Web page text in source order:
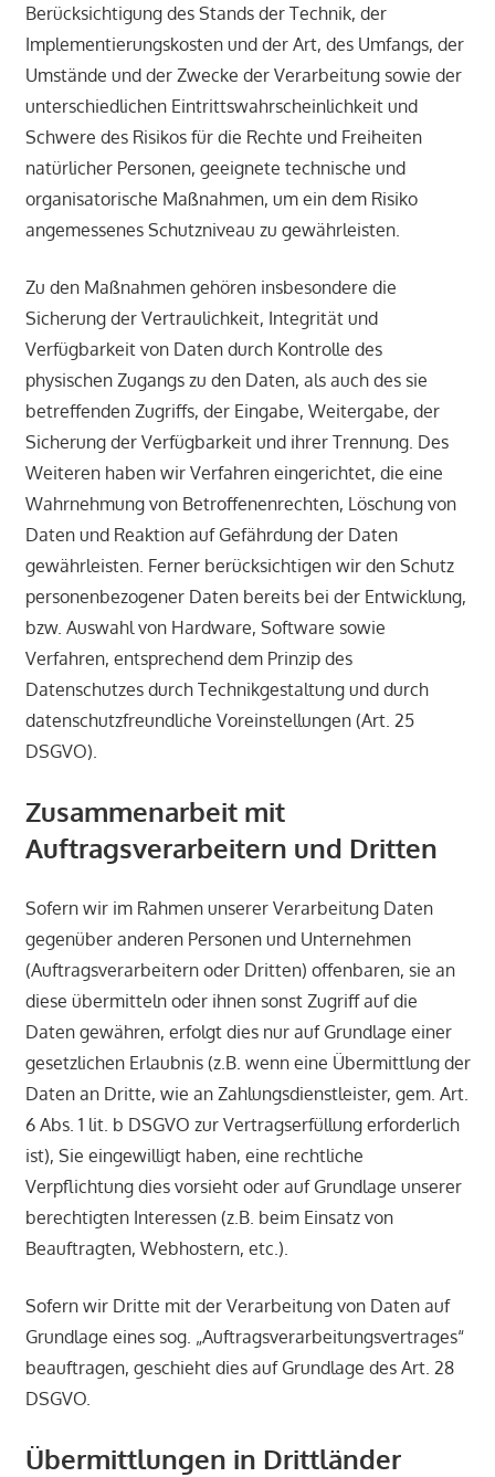
Berücksichtigung des Stands der Technik, der
Implementierungskosten und der Art, des Umfangs, der
Umstände und der Zwecke der Verarbeitung sowie der
unterschiedlichen Eintrittswahrscheinlichkeit und
Schwere des Risikos für die Rechte und Freiheiten
natürlicher Personen, geeignete technische und
organisatorische Maßnahmen, um ein dem Risiko
angemessenes Schutzniveau zu gewährleisten.
Zu den Maßnahmen gehören insbesondere die
Sicherung der Vertraulichkeit, Integrität und
Verfügbarkeit von Daten durch Kontrolle des
physischen Zugangs zu den Daten, als auch des sie
betreffenden Zugriffs, der Eingabe, Weitergabe, der
Sicherung der Verfügbarkeit und ihrer Trennung. Des
Weiteren haben wir Verfahren eingerichtet, die eine
Wahrnehmung von Betroffenenrechten, Löschung von
Daten und Reaktion auf Gefährdung der Daten
gewährleisten. Ferner berücksichtigen wir den Schutz
personenbezogener Daten bereits bei der Entwicklung,
bzw. Auswahl von Hardware, Software sowie
Verfahren, entsprechend dem Prinzip des
Datenschutzes durch Technikgestaltung und durch
datenschutzfreundliche Voreinstellungen (Art. 25
DSGVO).
Zusammenarbeit mit
Auftragsverarbeitern und Dritten
Sofern wir im Rahmen unserer Verarbeitung Daten
gegenüber anderen Personen und Unternehmen
(Auftragsverarbeitern oder Dritten) offenbaren, sie an
diese übermitteln oder ihnen sonst Zugriff auf die
Daten gewähren, erfolgt dies nur auf Grundlage einer
gesetzlichen Erlaubnis (z.B. wenn eine Übermittlung der
Daten an Dritte, wie an Zahlungsdienstleister, gem. Art.
6 Abs. 1 lit. b DSGVO zur Vertragserfüllung erforderlich
ist), Sie eingewilligt haben, eine rechtliche
Verpflichtung dies vorsieht oder auf Grundlage unserer
berechtigten Interessen (z.B. beim Einsatz von
Beauftragten, Webhostern, etc.).
Sofern wir Dritte mit der Verarbeitung von Daten auf
Grundlage eines sog. „Auftragsverarbeitungsvertrages“
beauftragen, geschieht dies auf Grundlage des Art. 28
DSGVO.
Übermittlungen in Drittländer